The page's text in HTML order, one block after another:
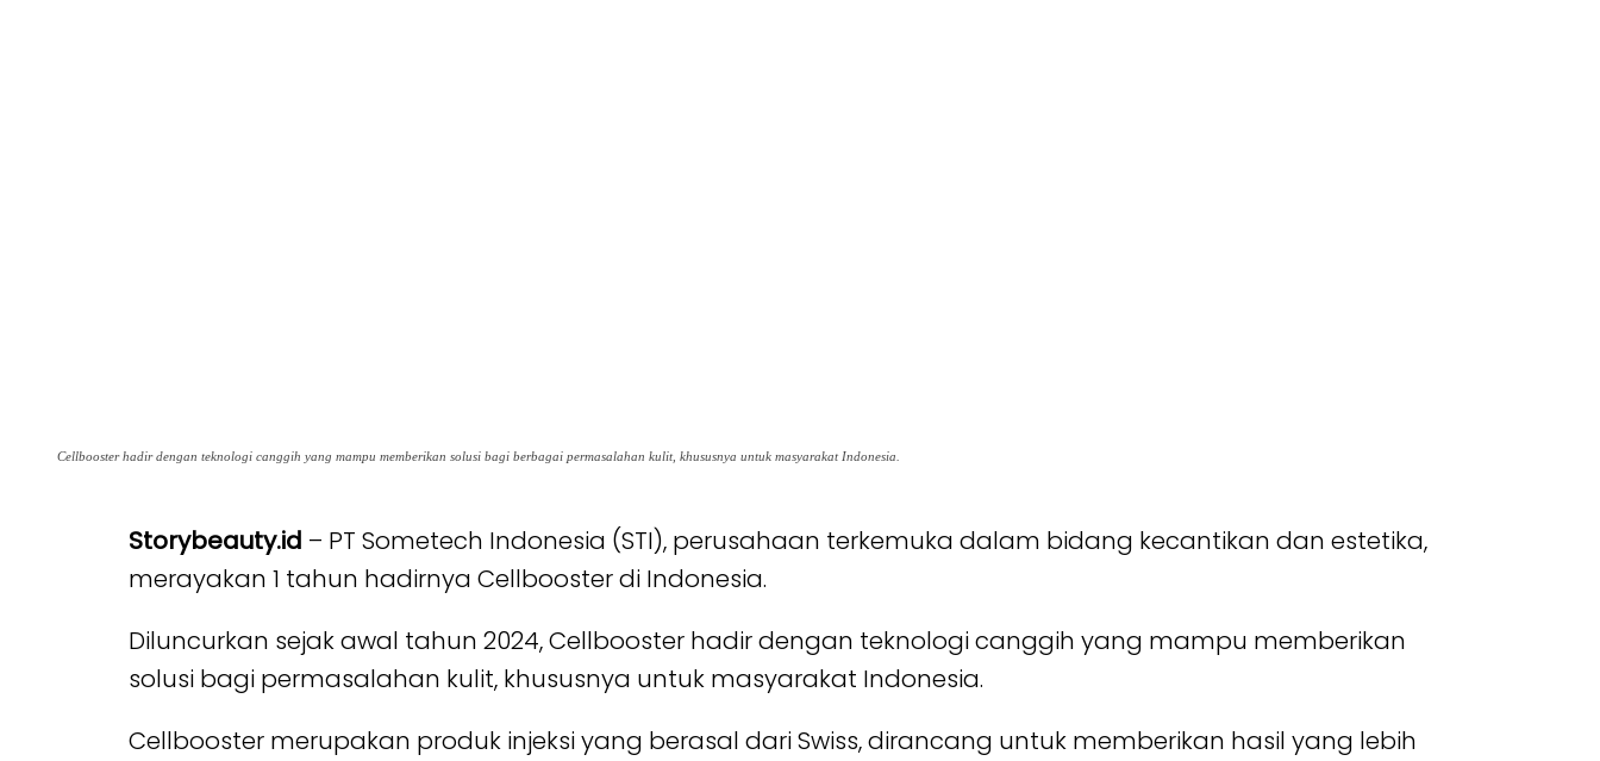
Cellbooster hadir dengan teknologi canggih yang mampu memberikan solusi bagi berbagai permasalahan kulit, khususnya untuk masyarakat Indonesia.
Storybeauty.id – PT Sometech Indonesia (STI), perusahaan terkemuka dalam bidang kecantikan dan estetika,
merayakan 1 tahun hadirnya Cellbooster di Indonesia.
Diluncurkan sejak awal tahun 2024, Cellbooster hadir dengan teknologi canggih yang mampu memberikan
solusi bagi permasalahan kulit, khususnya untuk masyarakat Indonesia.
Cellbooster merupakan produk injeksi yang berasal dari Swiss, dirancang untuk memberikan hasil yang lebih